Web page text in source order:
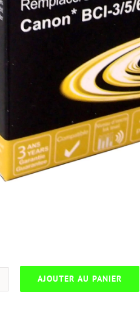
AJOUTER AU PANIER